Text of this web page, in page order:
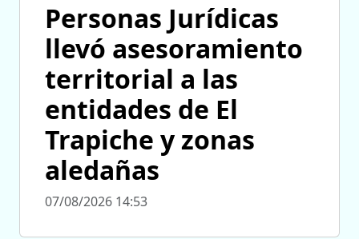
Personas Jurídicas
llevó asesoramiento
territorial a las
entidades de El
Trapiche y zonas
aledañas
07/08/2026 14:53